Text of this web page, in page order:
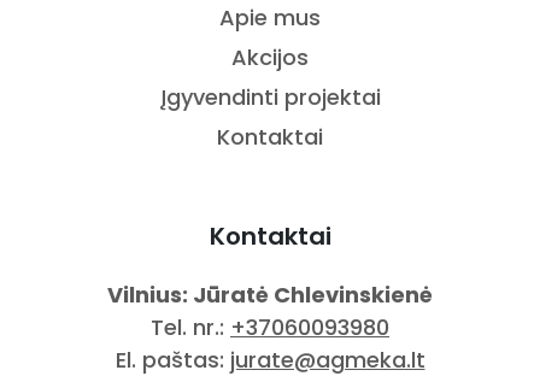
Apie mus
Akcijos
Įgyvendinti projektai
Kontaktai
Kontaktai
Vilnius: Jūratė Chlevinskienė
Tel. nr.: +37060093980
El. paštas: jurate@agmeka.lt